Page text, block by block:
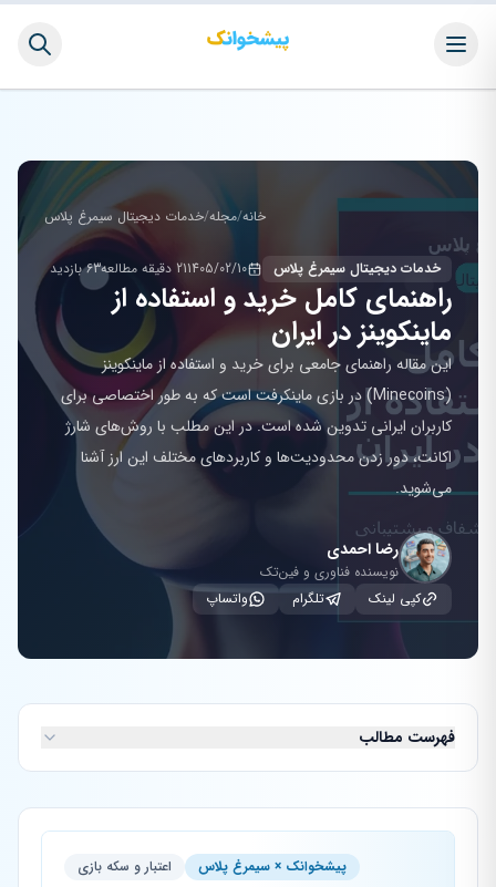
خانه/مجله/خدمات دیجیتال سیمرغ پلاس
خدمات دیجیتال سیمرغ پلاس 1405/02/1021 دقیقه مطالعه 63 بازدید
راهنمای کامل خرید و استفاده از
ماینکوینز در ایران
این مقاله راهنمای جامعی برای خرید و استفاده از ماینکوینز
(Minecoins) در بازی ماینکرفت است که به طور اختصاصی برای
کاربران ایرانی تدوین شده است. در این مطلب با روش‌های شارژ
اکانت، دور زدن محدودیت‌ها و کاربردهای مختلف این ارز آشنا
می‌شوید.
رضا احمدی
نویسنده فناوری و فین‌تک
کپی لینک
تلگرام واتساپ
فهرست مطالب
پیشخوانک × سیمرغ پلاس اعتبار و سکه بازی